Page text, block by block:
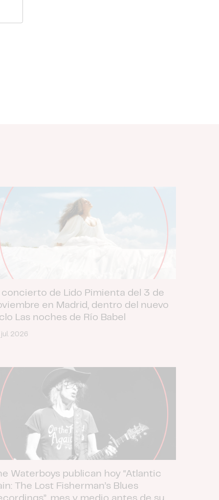
concierto de Lido Pimienta del 3 de
en Madrid, dentro del nuevo
Las noches de Río Babel
2026
Waterboys publican hoy “Atlantic
The Lost Fisherman’s Blues
mes y medio antes de su